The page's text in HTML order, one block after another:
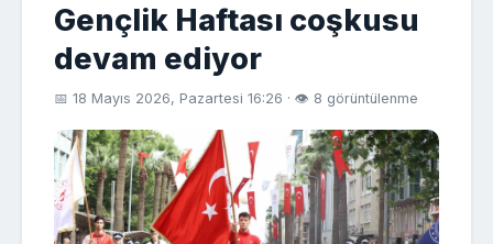
Gençlik Haftası coşkusu
devam ediyor
📅 18 Mayıs 2026, Pazartesi 16:26 · 👁 8 görüntülenme